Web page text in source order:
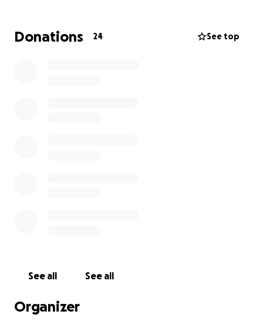
Donations 24 See top
See all See all
Organizer